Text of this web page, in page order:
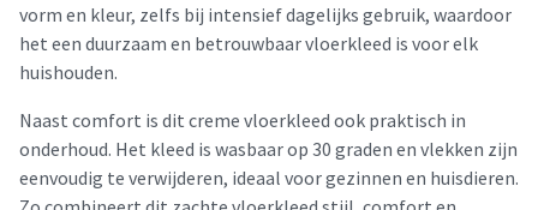
vorm en kleur, zelfs bij intensief dagelijks gebruik, waardoor
het een duurzaam en betrouwbaar vloerkleed is voor elk
huishouden.
Naast comfort is dit creme vloerkleed ook praktisch in
onderhoud. Het kleed is wasbaar op 30 graden en vlekken zijn
eenvoudig te verwijderen, ideaal voor gezinnen en huisdieren.